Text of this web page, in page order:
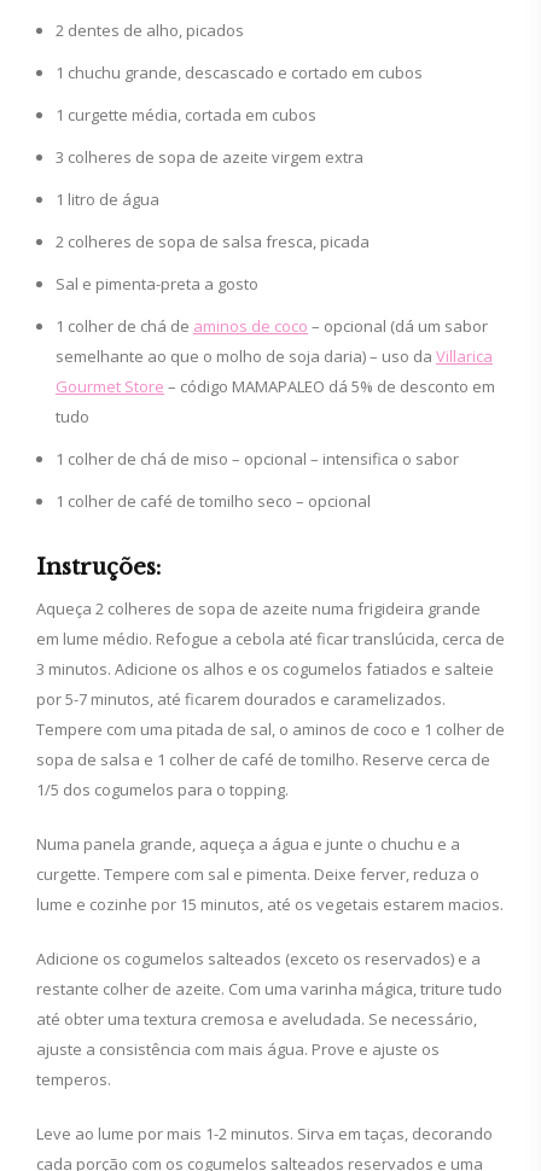
2 dentes de alho, picados
1 chuchu grande, descascado e cortado em cubos
1 curgette média, cortada em cubos
3 colheres de sopa de azeite virgem extra
1 litro de água
2 colheres de sopa de salsa fresca, picada
Sal e pimenta-preta a gosto
1 colher de chá de aminos de coco – opcional (dá um sabor
semelhante ao que o molho de soja daria) – uso da Villarica
Gourmet Store – código MAMAPALEO dá 5% de desconto em
tudo
1 colher de chá de miso – opcional – intensifica o sabor
1 colher de café de tomilho seco – opcional
Instruções:
Aqueça 2 colheres de sopa de azeite numa frigideira grande
em lume médio. Refogue a cebola até ficar translúcida, cerca de
3 minutos. Adicione os alhos e os cogumelos fatiados e salteie
por 5-7 minutos, até ficarem dourados e caramelizados.
Tempere com uma pitada de sal, o aminos de coco e 1 colher de
sopa de salsa e 1 colher de café de tomilho. Reserve cerca de
1/5 dos cogumelos para o topping.
Numa panela grande, aqueça a água e junte o chuchu e a
curgette. Tempere com sal e pimenta. Deixe ferver, reduza o
lume e cozinhe por 15 minutos, até os vegetais estarem macios.
Adicione os cogumelos salteados (exceto os reservados) e a
restante colher de azeite. Com uma varinha mágica, triture tudo
até obter uma textura cremosa e aveludada. Se necessário,
ajuste a consistência com mais água. Prove e ajuste os
temperos.
Leve ao lume por mais 1-2 minutos. Sirva em taças, decorando
cada porção com os cogumelos salteados reservados e uma